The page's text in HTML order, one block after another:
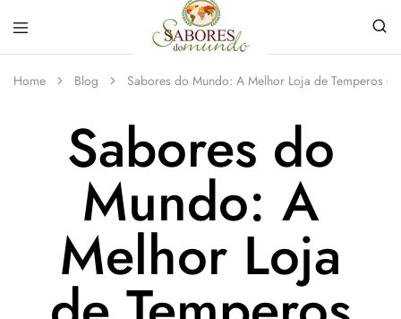
do
Mundo
loja
de
Especiarias
em
João
Pessoa
Home Blog Sabores do Mundo: A Melhor Loja de Temperos
Sabores do
Mundo: A
Melhor Loja